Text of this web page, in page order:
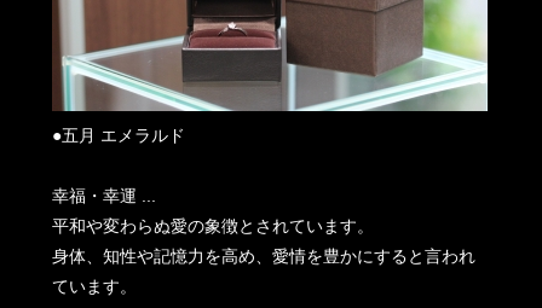
●五月 エメラルド
幸福・幸運 ...
平和や変わらぬ愛の象徴とされています。
身体、知性や記憶力を高め、愛情を豊かにすると言われ
ています。